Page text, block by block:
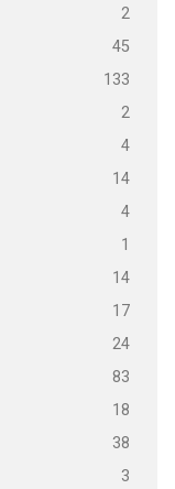
2
45
133
2
4
14
4
1
14
17
24
83
18
38
3